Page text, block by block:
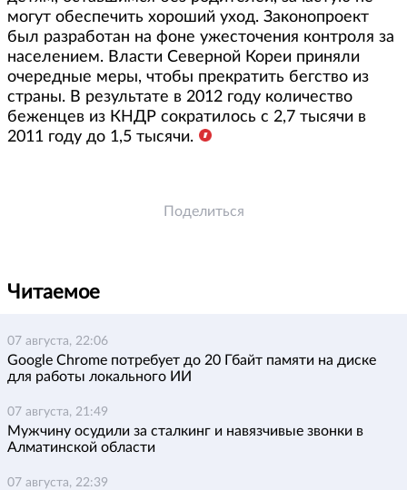
могут обеспечить хороший уход. Законопроект
был разработан на фоне ужесточения контроля за
населением. Власти Северной Кореи приняли
очередные меры, чтобы прекратить бегство из
страны. В результате в 2012 году количество
беженцев из КНДР сократилось с 2,7 тысячи в
2011 году до 1,5 тысячи.
Поделиться
Читаемое
07 августа, 22:06
Google Chrome потребует до 20 Гбайт памяти на диске
для работы локального ИИ
07 августа, 21:49
Мужчину осудили за сталкинг и навязчивые звонки в
Алматинской области
07 августа, 22:39